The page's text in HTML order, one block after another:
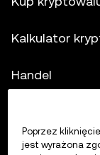
Kalkulator
Handel
Poprzez
jest wyrażona